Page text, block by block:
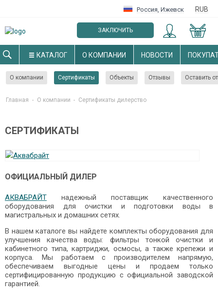
Россия, Ижевск RUB
ЗАКЛЮЧИТЬ
ОПТОВЫЙ ДОГОВОР
КАТАЛОГ О КОМПАНИИ НОВОСТИ
О компании Сертификаты Объекты Отзывы Оставить
Главная - О компании - Cертификаты дилерство
СЕРТИФИКАТЫ
ОФИЦИАЛЬНЫЙ ДИЛЕР
АКВАБРАЙТ надежный поставщик качественного
оборудования для очистки и подготовки воды в
магистральных и домашних сетях.
В нашем каталоге вы найдете комплекты оборудования для
улучшения качества воды: фильтры тонкой очистки и
кабинетного типа, картриджи, осмосы, а также крепежи и
корпуса. Мы работаем с производителем напрямую,
обеспечиваем выгодные цены и продаем только
сертифицированную продукцию с официальной заводской
гарантией.